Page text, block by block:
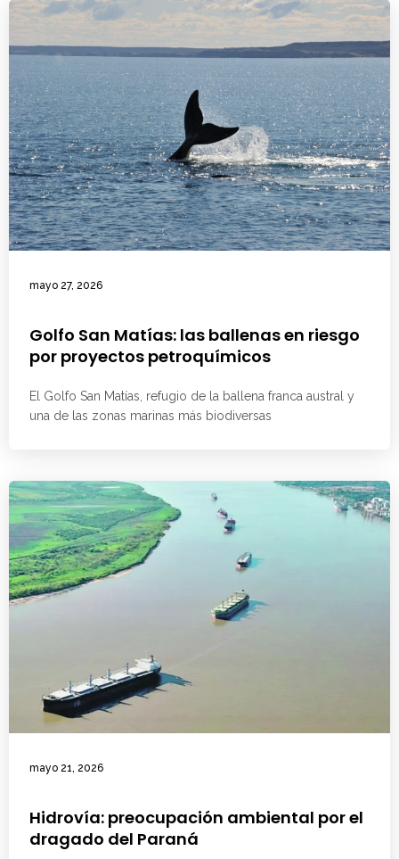
mayo 27, 2026
Golfo San Matías: las ballenas en riesgo
por proyectos petroquímicos
El Golfo San Matías, refugio de la ballena franca austral y
una de las zonas marinas más biodiversas
mayo 21, 2026
Hidrovía: preocupación ambiental por el
dragado del Paraná